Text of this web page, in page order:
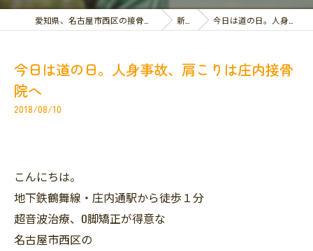
新着情報 今日は道の日。人身事故、肩こりは庄内接骨院へ
今日は道の日。人身事故、肩こりは庄内接骨
院へ
2018/08/10
こんにちは。
地下鉄鶴舞線・庄内通駅から徒歩１分
超音波治療、O脚矯正が得意な
名古屋市西区の